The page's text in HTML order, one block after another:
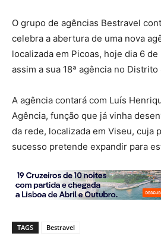
O grupo de agências Bestravel
celebra a abertura de uma nova
localizada em Picoas, hoje dia 6
assim a sua 18ª agência no Distrito
A agência contará com Luís
Agência, função que já vinha
da rede, localizada em Viseu, cuja
sucesso pretende expandir para
TAGS Bestravel